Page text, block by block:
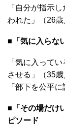
「自分が指示
われた」（26歳
■「気に入らな
「気に入って
させる」（35歳
「部下を公平
■「その場だけ
ピソード